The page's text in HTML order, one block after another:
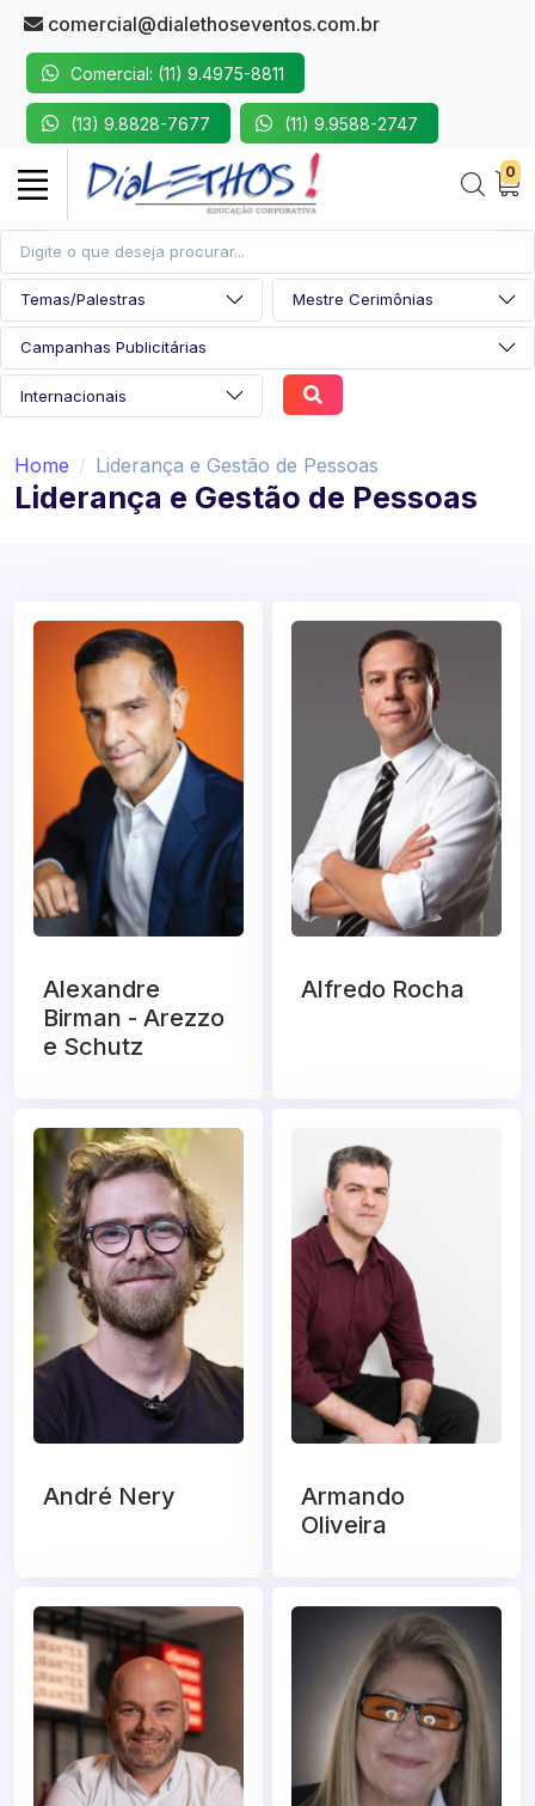
comercial@dialethoseventos.com.br
Comercial: (11) 9.4975-8811
(13) 9.8828-7677 (11) 9.9588-2747
0
Home Liderança e Gestão de Pessoas
Liderança e Gestão de Pessoas
Alexandre
Birman - Arezzo
e Schutz
Alfredo Rocha
André Nery
Armando
Oliveira